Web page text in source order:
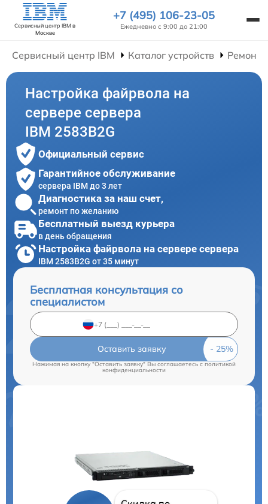
Сервисный центр IBM в
Москве
+7 (495) 106-23-05
Ежедневно с 9:00 до 21:00
Сервисный центр IBM Каталог устройств Ремонт
Настройка файрвола на
сервере сервера
IBM 2583B2G
Официальный сервис
Гарантийное обслуживание
сервера IBM до 3 лет
Диагностика за наш счет,
ремонт по желанию
Бесплатный выезд курьера
в день обращения
Настройка файрвола на сервере сервера
IBM 2583B2G от 35 минут
Бесплатная консультация со
специалистом
Оставить заявку
Нажимая на кнопку "Оставить заявку" Вы соглашаетесь c политикой
конфиденциальности